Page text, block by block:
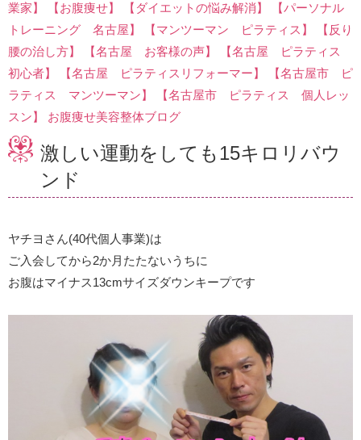
業家】
【お腹痩せ】 【ダイエットの悩み解消】
【パーソナル
トレーニング 名古屋】
【マンツーマン ピラティス】
【反り
腰の治し方】
【名古屋 お客様の声】
【名古屋 ピラティス
初心者】
【名古屋 ピラティスリフォーマー】
【名古屋市 ピ
ラティス マンツーマン】
【名古屋市 ピラティス 個人レッ
スン】
お腹痩せ美容整体ブログ
激しい運動をしても15キロリバウ
ンド
ヤチヨさん(40代個人事業)は
ご入会してから2か月たたないうちに
お腹はマイナス13cmサイズダウンキープです